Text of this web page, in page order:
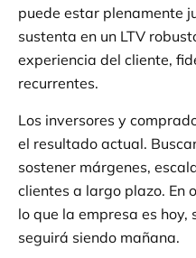
puede estar plenamente
sustenta en un LTV
experiencia del cliente,
recurrentes.
Los inversores y
el resultado actual.
sostener márgenes,
clientes a largo plazo. En
lo que la empresa es hoy,
seguirá siendo mañana.